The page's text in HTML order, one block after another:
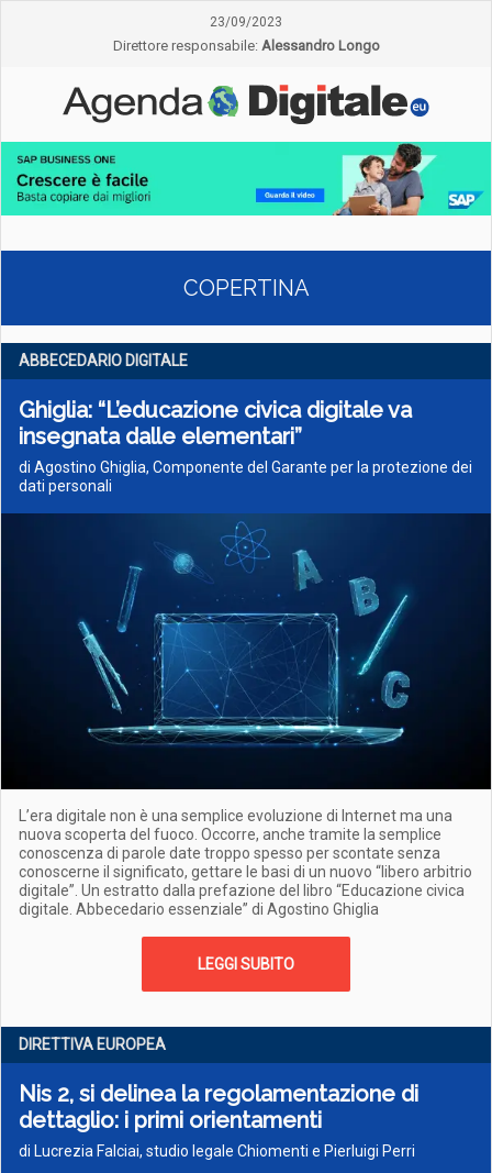
23/09/2023
Direttore responsabile: Alessandro Longo
COPERTINA
ABBECEDARIO DIGITALE
Ghiglia: “L’educazione civica digitale va
insegnata dalle elementari”
di Agostino Ghiglia, Componente del Garante per la protezione dei
dati personali
L’era digitale non è una semplice evoluzione di Internet ma una
nuova scoperta del fuoco. Occorre, anche tramite la semplice
conoscenza di parole date troppo spesso per scontate senza
conoscerne il significato, gettare le basi di un nuovo “libero arbitrio
digitale”. Un estratto dalla prefazione del libro “Educazione civica
digitale. Abbecedario essenziale” di Agostino Ghiglia
LEGGI SUBITO
DIRETTIVA EUROPEA
Nis 2, si delinea la regolamentazione di
dettaglio: i primi orientamenti
di Lucrezia Falciai, studio legale Chiomenti e Pierluigi Perri